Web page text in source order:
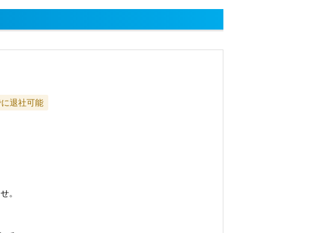
退社可能
。